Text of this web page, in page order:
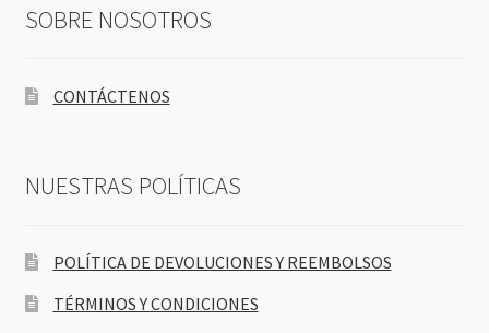
SOBRE NOSOTROS
CONTÁCTENOS
NUESTRAS POLÍTICAS
POLÍTICA DE DEVOLUCIONES Y REEMBOLSOS
TÉRMINOS Y CONDICIONES